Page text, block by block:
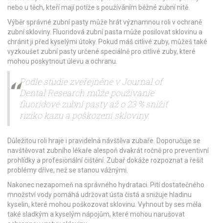
nebo u těch, kteří mají potíže s používáním běžné zubní nitě.
Výběr správné zubní pasty může hrát významnou roli v ochraně
zubní skloviny. Fluoridová zubní pasta může posilovat sklovinu a
chránit ji před kyselými útoky. Pokud máš citlivé zuby, můžeš také
vyzkoušet zubní pasty určené speciálně pro citlivé zuby, které
mohou poskytnout úlevu a ochranu.
Podle studie zveřejněné vJournal of
Dental Research může používanie
fluoridové zubní pasty až o 23 % snížiť
riziko kazu a poškození skloviny.
Důležitou roli hraje i pravidelná návštěva zubaře. Doporučuje se
navštěvovat zubního lékaře alespoň dvakrát ročně pro preventivní
prohlídky a profesionální čištění. Zubař dokáže rozpoznat a řešit
problémy dříve, než se stanou vážnými.
Nakonec nezapomeň na správného hydrataci. Pití dostatečného
množství vody pomáhá udržovat ústa čistá a snižuje hladinu
kyselin, které mohou poškozovat sklovinu. Vyhnout by ses měla
také sladkým a kyselým nápojům, které mohou narušovat